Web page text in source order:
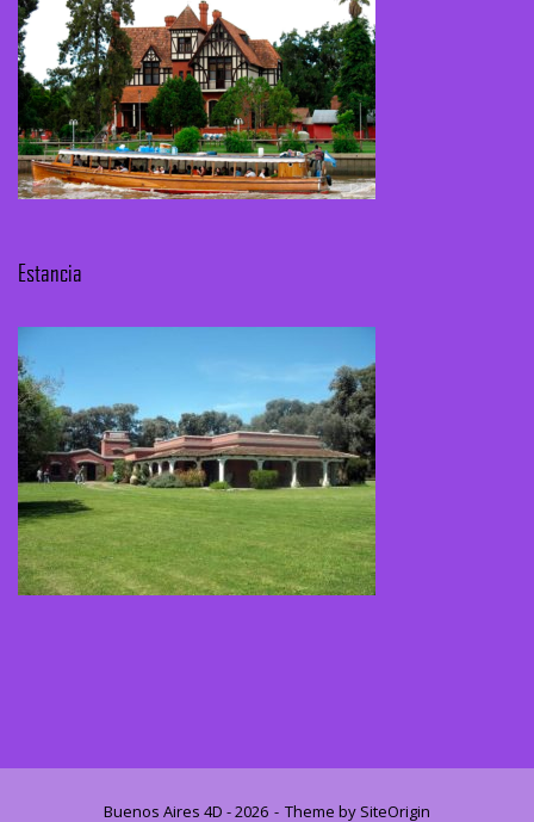
Estancia
Buenos Aires 4D - 2026 Theme by SiteOrigin